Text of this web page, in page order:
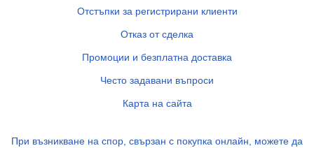
Отстъпки за регистрирани клиенти
Отказ от сделка
Промоции и безплатна доставка
Често задавани въпроси
Карта на сайта
При възникване на спор, свързан с покупка онлайн, можете да